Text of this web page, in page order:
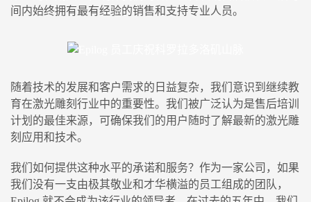
间内始终拥有最有经验的销售和支持专业人员。
随着技术的发展和客户需求的日益复杂，我们意识到继续教
育在激光雕刻行业中的重要性。我们被广泛认为是售后培训
计划的最佳来源，可确保我们的用户随时了解最新的激光雕
刻应用和技术。
我们如何提供这种水平的承诺和服务？作为一家公司，如果
我们没有一支由极其敬业和才华横溢的员工组成的团队，